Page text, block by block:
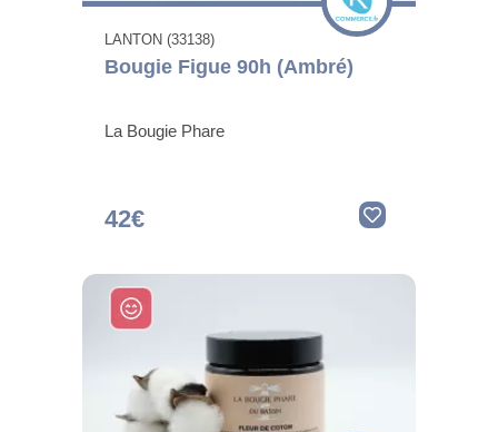
LANTON (33138)
Bougie Figue 90h (Ambré)
La Bougie Phare
42€